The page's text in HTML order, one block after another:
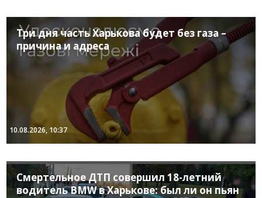
Три дня часть Харькова будет без газа –
причина и адреса
10.08.2026, 10:37
Смертельное ДТП совершил 18-летний
водитель BMW в Харькове: был ли он пьян